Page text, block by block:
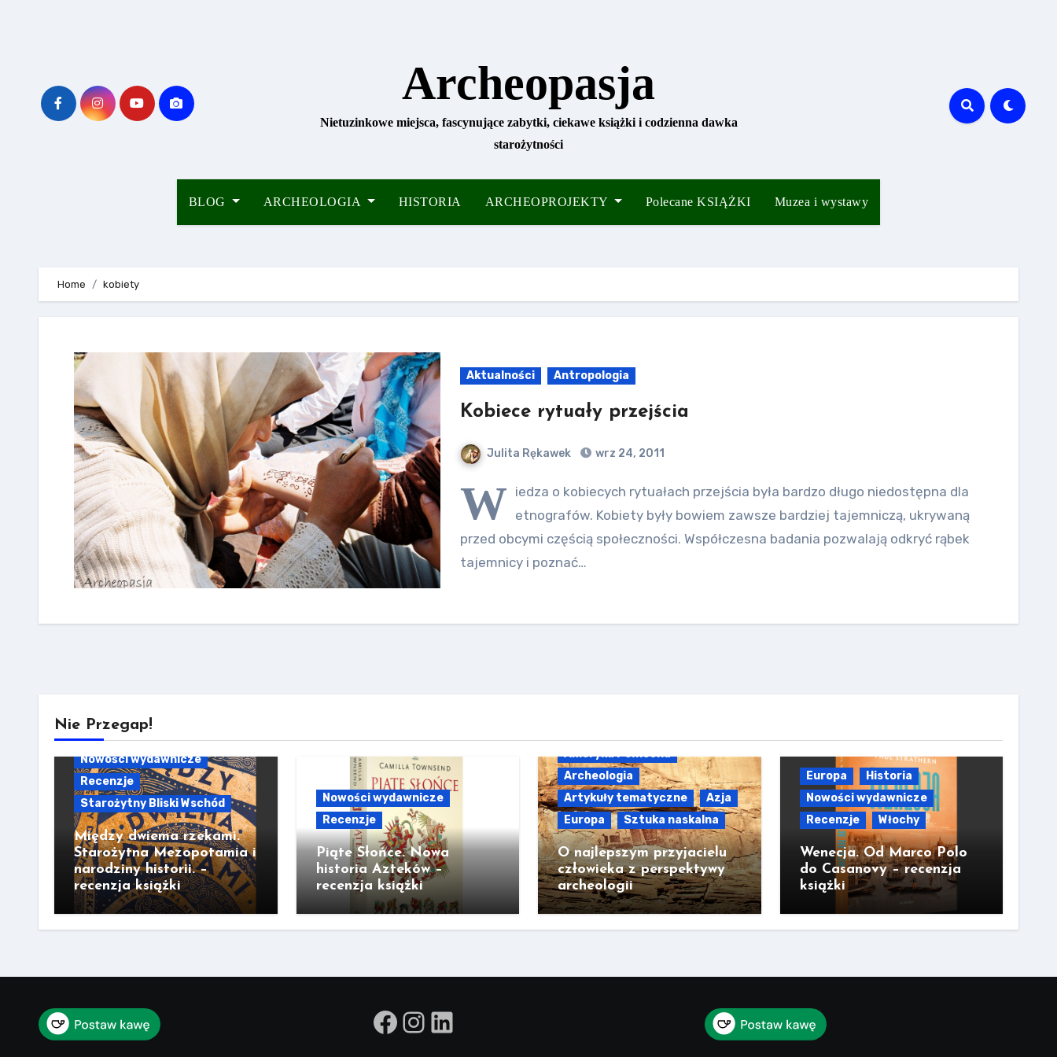
Archeopasja
Nietuzinkowe miejsca, fascynujące zabytki, ciekawe książki i codzienna dawka
starożytności
BLOG ARCHEOLOGIA HISTORIA ARCHEOPROJEKTY Polecane KSIĄŻKI Muzea i wystawy
Home kobiety
Aktualności Antropologia
Kobiece rytuały przejścia
Julita Rękawek wrz 24, 2011
W iedza o kobiecych rytuałach przejścia była bardzo długo niedostępna dla
etnografów. Kobiety były bowiem zawsze bardziej tajemniczą, ukrywaną
przed obcymi częścią społeczności. Współczesna badania pozwalają odkryć rąbek
tajemnicy i poznać…
Nie Przegap!
Nowości wydawnicze
Recenzje
Starożytny Bliski Wschód
Między dwiema rzekami.
Starożytna Mezopotamia i
narodziny historii. –
recenzja książki
Nowości wydawnicze
Recenzje
Piąte Słońce. Nowa
historia Azteków –
recenzja książki
Ameryka Północna
Archeologia
Artykuły tematyczne
Azja
Europa
Sztuka naskalna
O najlepszym przyjacielu
człowieka z perspektywy
archeologii
Europa
Historia
Nowości wydawnicze
Recenzje
Włochy
Wenecja. Od Marco Polo
do Casanovy – recenzja
książki
Facebook
Instagram
LinkedIn